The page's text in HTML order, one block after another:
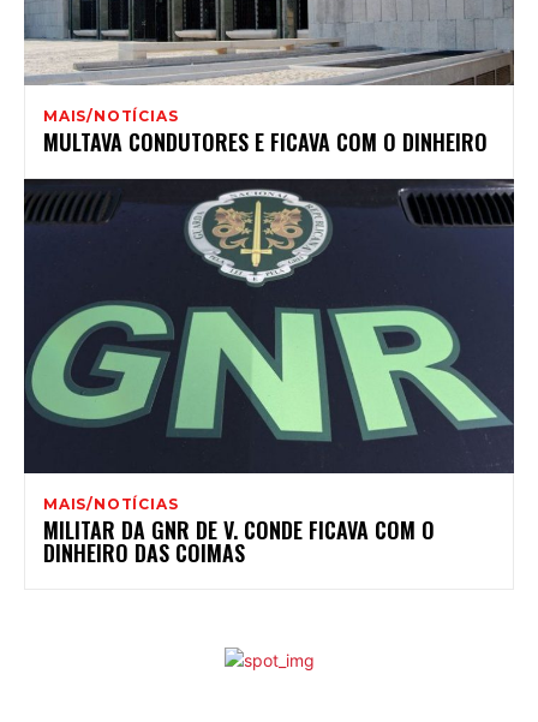
MAIS/NOTÍCIAS
MULTAVA CONDUTORES E FICAVA COM O DINHEIRO
MAIS/NOTÍCIAS
MILITAR DA GNR DE V. CONDE FICAVA COM O
DINHEIRO DAS COIMAS